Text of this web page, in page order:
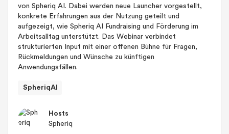
von Spheriq AI. Dabei werden neue Launcher vorgestellt,
konkrete Erfahrungen aus der Nutzung geteilt und
aufgezeigt, wie Spheriq AI Fundraising und Förderung im
Arbeitsalltag unterstützt. Das Webinar verbindet
strukturierten Input mit einer offenen Bühne für Fragen,
Rückmeldungen und Wünsche zu künftigen
Anwendungsfällen.
SpheriqAI
Hosts
Spheriq